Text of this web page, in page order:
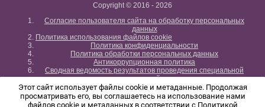
Copyright © 2016 - 2026
Согласие пользователя сайта на обработку персональных
данных
Политика использования файлов cookie
Политика конфиденциальности
Политика обработки персональных данных
Антикоррупционная политика
Сводная ведомость результатов проведения специальной
оценки условий труда
При цитировании и ином использовании материалов сайта ссылка на
law115.ru обязательна в формате гиперссылки.
Этот сайт использует файлы cookie и метаданные. Продолжая
просматривать его, вы соглашаетесь на использование нами
файлов cookie и метаданных в соответствии с Политикой